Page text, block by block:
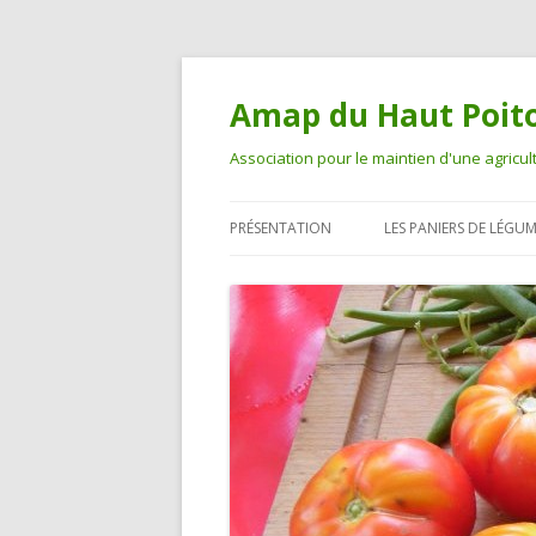
Amap du Haut
Association pour le maintien d'une
PRÉSENTATION LES PANIERS DE